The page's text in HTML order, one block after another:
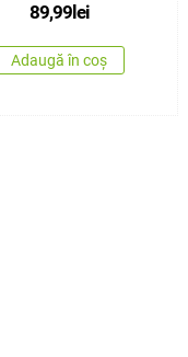
89,99 lei
Adaugă în coș